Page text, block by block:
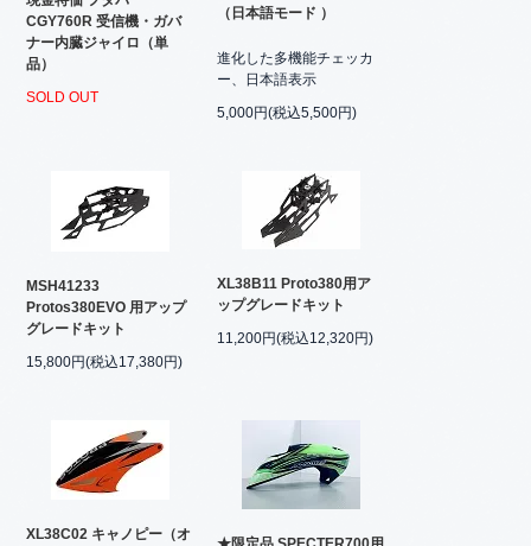
CGY760R 受信機・ガバ
ナー内臓ジャイロ（単
品）
SOLD OUT
（日本語モード ）
進化した多機能チェッカ
ー、日本語表示
5,000円(税込5,500円)
MSH41233
Protos380EVO 用アップ
グレードキット
15,800円(税込17,380円)
XL38B11 Proto380用ア
ップグレードキット
11,200円(税込12,320円)
XL38C02 キャノピー（オ